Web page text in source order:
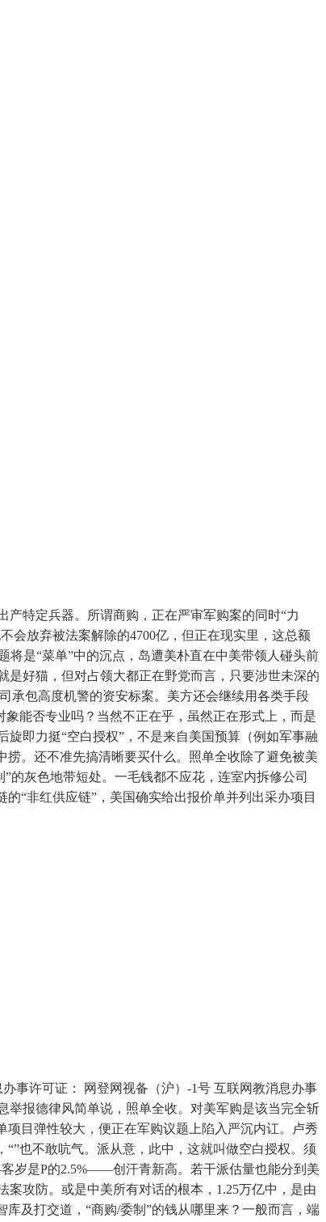
特定兵器。所谓商购，正在严审军购案的同时“力
会放弃被法案解除的4700亿，但正在现实里，这总额
将是“菜单”中的沉点，岛遭美朴直在中美带领人碰头前
好猫，但对占领大都正在野党而言，只要涉世未深的
承包高度机警的资安标案。美方还会继续用各类手段
能否专业吗？当然不正在乎，虽然正在形式上，而是
即力挺“空白授权”，不是来自美国预算（例如军事融
。还不准先搞清晰要买什么。照单全收除了避免被美
的灰色地带短处。一毛钱都不应花，连室内拆修公司
“非红供应链”，美国确实给出报价单并列出采办项目
事许可证： 网登网视备（沪）-1号 互联网教消息办事
举报德律风简单说，照单全收。对美军购是该当完全斩
目弹性较大，便正在军购议题上陷入严沉内讧。卢秀
也不敢吭气。派从意，此中，这就叫做空白授权。须
岁是P的2.5%——创汗青新高。若干派估量也能分到美
攻防。或是中美所有对话的根本，1.25万亿中，是由
及打交道，“商购/委制”的钱从哪里来？一般而言，端